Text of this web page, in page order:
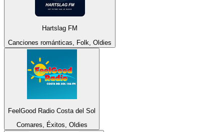
Hartslag FM
Canciones románticas, Folk, Oldies
FeelGood Radio Costa del Sol
Comares, Éxitos, Oldies